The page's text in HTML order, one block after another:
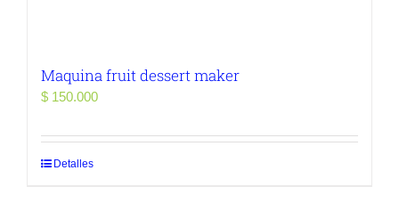
Maquina fruit dessert maker
$ 150.000
Detalles